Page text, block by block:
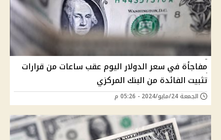
مفاجأة في سعر الدولار اليوم عقب ساعات من قرارات
تثبيت الفائدة من البنك المركزي
الجمعة 24/مايو/2024 - 05:26 م